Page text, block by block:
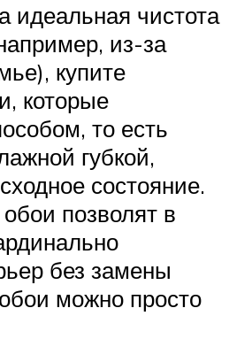
идеальная чистота
из-за
купите
которые
то есть
губкой,
состояние.
позволят в
без замены
можно просто